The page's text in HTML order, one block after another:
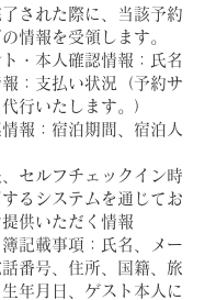
された際に、当該予約
情報を受領します。
ト・本人確認情報：氏名
報：支払い状況（予約サ
行いたします。）
情報：宿泊期間、宿泊人
セルフチェックイン時
るシステムを通じてお
供いただく情報
簿記載事項：氏名、メー
番号、住所、国籍、旅
年月日、ゲスト本人に